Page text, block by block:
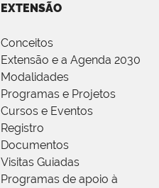
EXTENSÃO
Conceitos
Extensão e a Agenda 2030
Modalidades
Programas e Projetos
Cursos e Eventos
Registro
Documentos
Visitas Guiadas
Programas de apoio à